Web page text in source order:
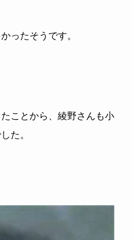
ったそうです。
ことから、綾野さんも小
た。